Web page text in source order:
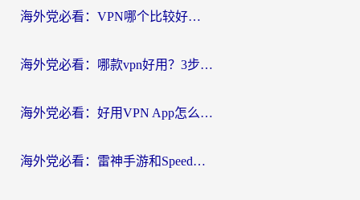
海外党必看：VPN哪个比较好用？3分钟找到适合你的回国加速方案
海外党必看：哪款vpn好用？3步选对回国加速器，无缝刷剧玩游戏
海外党必看：好用VPN App怎么选？3步教你无缝访问国内资源
海外党必看：雷神手游和SpeedCN好用吗？3招选对回国加速器无缝刷国内资源